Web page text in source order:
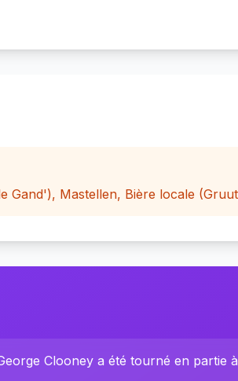
Gand'), Mastellen, Bière locale
Clooney a été tourné en partie